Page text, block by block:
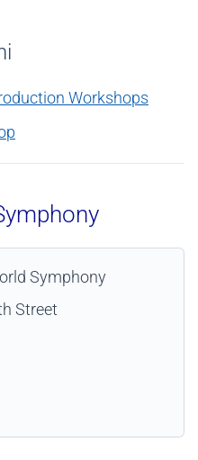
Workshops
Symphony
Street